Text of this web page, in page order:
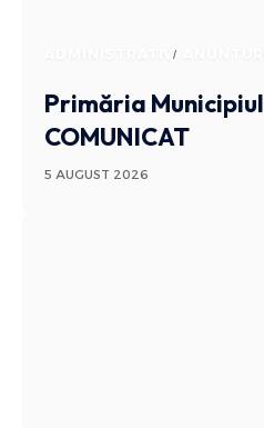
ADMINISTRATIV
Primăria
COMUNICAT
5 AUGUST 2026